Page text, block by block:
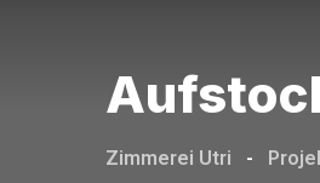
Zimmerei Utri -